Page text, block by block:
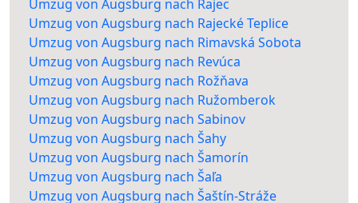
Umzug von Augsburg nach Rajec
Umzug von Augsburg nach Rajecké Teplice
Umzug von Augsburg nach Rimavská Sobota
Umzug von Augsburg nach Revúca
Umzug von Augsburg nach Rožňava
Umzug von Augsburg nach Ružomberok
Umzug von Augsburg nach Sabinov
Umzug von Augsburg nach Šahy
Umzug von Augsburg nach Šamorín
Umzug von Augsburg nach Šaľa
Umzug von Augsburg nach Šaštín-Stráže